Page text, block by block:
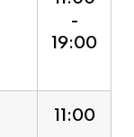
11:00
19:00